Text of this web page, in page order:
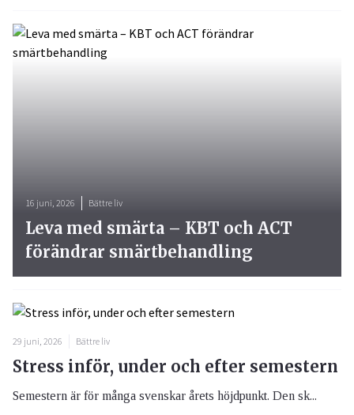
29 juni, 2026 Bättre liv
Stress inför, under och efter semestern
Semestern är för många svenskar årets höjdpunkt. Den sk...
16 juni, 2026 Bättre liv
Leva med smärta – KBT och ACT
förändrar smärtbehandling